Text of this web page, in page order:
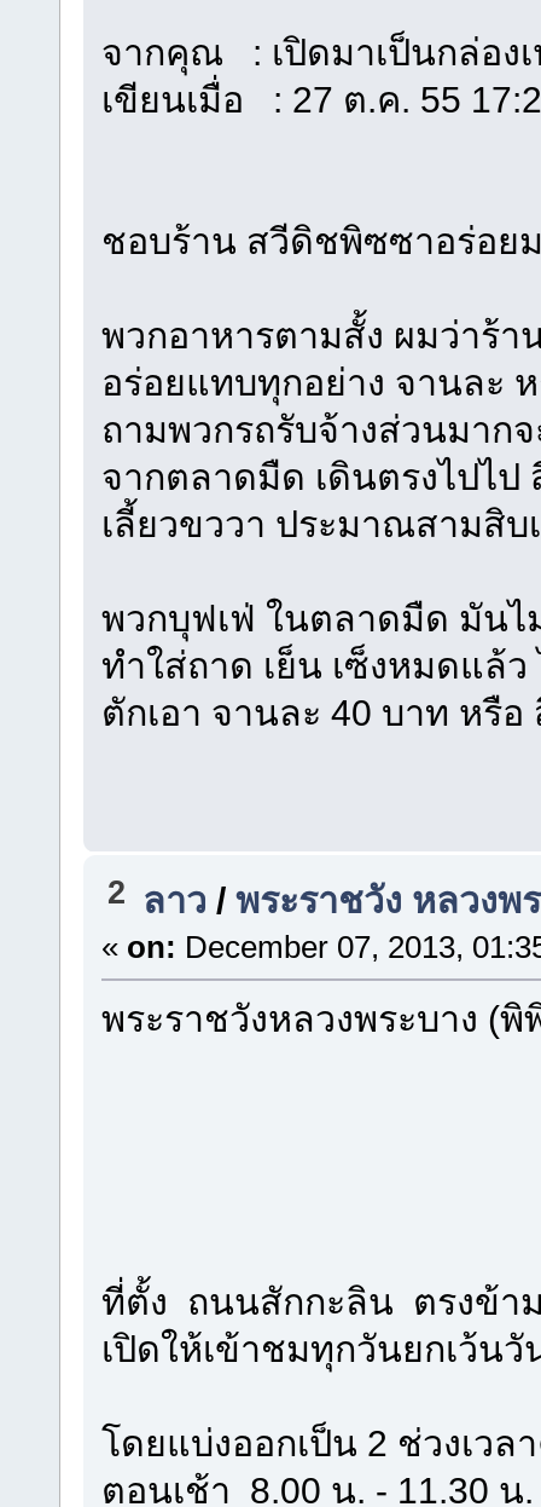
จากคุณ : เปิดมาเป็นกล่อง
เขียนเมื่อ : 27 ต.ค. 55
ชอบร้าน สวีดิชพิซซาอร่อย
พวกอาหารตามสั้ง ผมว่าร้า
อร่อยแทบทุกอย่าง จานละ
ถามพวกรถรับจ้างส่วนมากจ
จากตลาดมืด เดินตรงไปไป
เลี้ยวขววา ประมาณสามสิบ
พวกบุฟเฟ่ ในตลาดมืด มันไ
ทำใส่ถาด เย็น เซ็งหมดแล้
ตักเอา จานละ 40 บาท หรื
2 ลาว /พระราชวัง หลวงพ
« on: December 07, 2013,
พระราชวังหลวงพระบาง (
ที่ตั้ง ถนนสักกะลิน ตรงข้า
เปิดให้เข้าชมทุกวันยกเว้นวั
โดยแบ่งออกเป็น 2 ช่วงเวล
ตอนเช้า 8.00 น. - 11.30 น.